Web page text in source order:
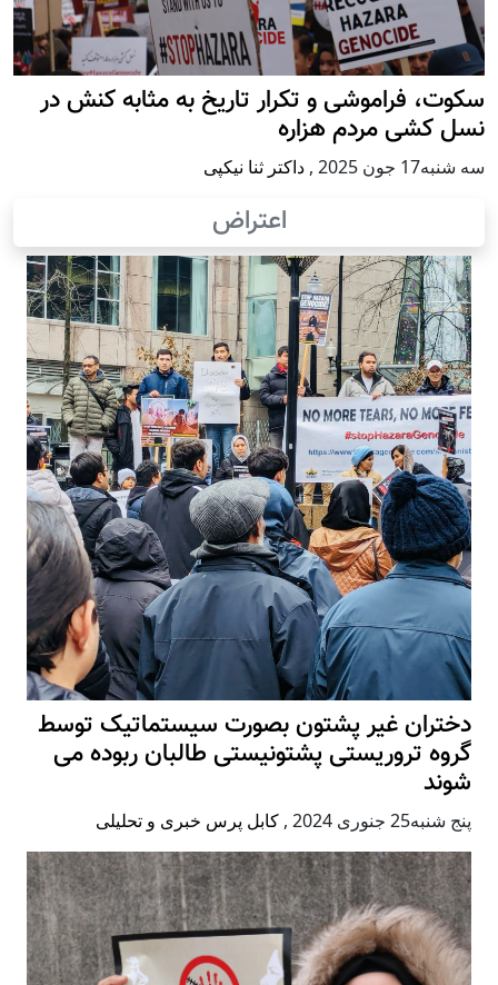
سکوت، فراموشی و تکرار تاريخ به مثابه کنش در
نسل کشی مردم هزاره
سه شنبه17 جون 2025 , داکتر ثنا نیکپی
اعتراض
دختران غیر پشتون بصورت سیستماتیک توسط
گروه تروریستی پشتونیستی طالبان ربوده می
شوند
پنج شنبه25 جنوری 2024 , کابل پرس خبری و تحلیلی